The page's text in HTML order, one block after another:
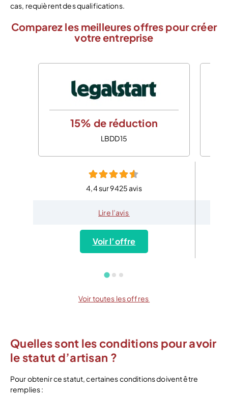
cas, requièrent des qualifications.
Comparez les meilleures offres pour créer
votre entreprise
15% de réduction
LBDD15
4,4 sur 9425 avis
Lire l’avis
Voir l’offre
Voir toutes les offres
Quelles sont les conditions pour avoir
le statut d’artisan ?
Pour obtenir ce statut, certaines conditions doivent être
remplies :